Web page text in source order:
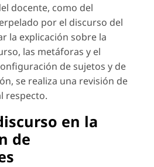
docente, como del
por el discurso del
la explicación sobre la
las metáforas y el
de sujetos y de
se realiza una revisión de
respecto.
en la
de